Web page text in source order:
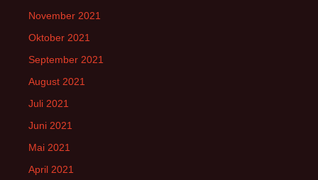
November 2021
Oktober 2021
September 2021
August 2021
Juli 2021
Juni 2021
Mai 2021
April 2021